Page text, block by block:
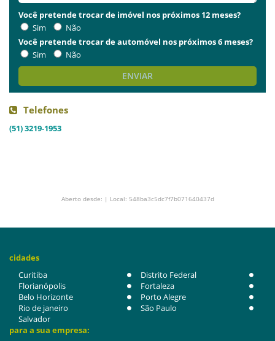
Você pretende trocar de imóvel nos próximos 12 meses?
Sim
Não
Você pretende trocar de automóvel nos próximos 6 meses?
Sim
Não
ENVIAR
Telefones
(51) 3219-1953
Aberto desde: | Local: 548ba3c5dc7f7b071640437d
cidades
Curitiba
Distrito Federal
Florianópolis
Fortaleza
Belo Horizonte
Porto Alegre
Rio de janeiro
São Paulo
Salvador
para a sua empresa: